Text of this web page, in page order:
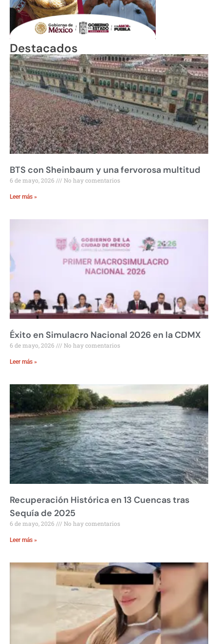
Destacados
BTS con Sheinbaum y una fervorosa multitud
6 de mayo, 2026 No hay comentarios
Leer más »
Éxito en Simulacro Nacional 2026 en la CDMX
6 de mayo, 2026 No hay comentarios
Leer más »
Recuperación Histórica en 13 Cuencas tras
Sequía de 2025
6 de mayo, 2026 No hay comentarios
Leer más »